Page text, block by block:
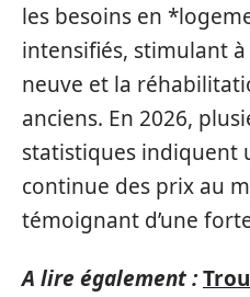
les besoins en
intensifiés, stimulant
neuve et la
anciens. En 2026,
statistiques indiquent
continue des prix au
témoignant d’une
A lire également :